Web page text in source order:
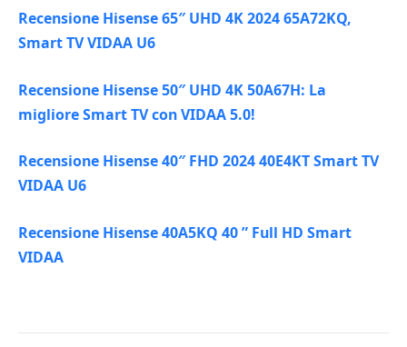
Recensione Hisense 65″ UHD 4K 2024 65A72KQ,
Smart TV VIDAA U6
Recensione Hisense 50″ UHD 4K 50A67H: La
migliore Smart TV con VIDAA 5.0!
Recensione Hisense 40″ FHD 2024 40E4KT Smart TV
VIDAA U6
Recensione Hisense 40A5KQ 40 ” Full HD Smart
VIDAA